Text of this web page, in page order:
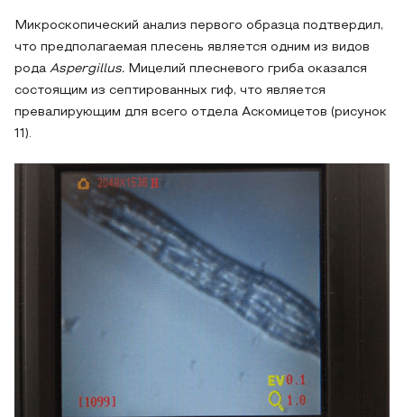
Микроскопический анализ первого образца подтвердил,
что предполагаемая плесень является одним из видов
рода Aspergillus. Мицелий плесневого гриба оказался
состоящим из септированных гиф, что является
превалирующим для всего отдела Аскомицетов (рисунок
11).